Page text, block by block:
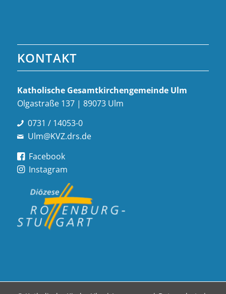
KONTAKT
Katholische Gesamt­kirchen­gemeinde Ulm
Olgastraße 137 | 89073 Ulm
0731 / 14053-0
Ulm@KVZ.drs.de
Facebook
Instagram